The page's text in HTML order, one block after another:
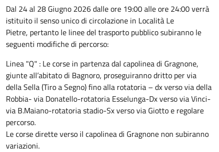
Descrizione
Dal 24 al 28 Giugno 2026 dalle ore 19:00 alle ore 24:00 verrà
istituito il senso unico di circolazione in Località Le
Pietre, pertanto le linee del trasporto pubblico subiranno le
seguenti modifiche di percorso:
Linea "Q" : Le corse in partenza dal capolinea di Gragnone,
giunte all’abitato di Bagnoro, proseguiranno dritto per via
della Sella (Tiro a Segno) fino alla rotatoria – dx verso via della
Robbia- via Donatello-rotatoria Esselunga-Dx verso via Vinci-
via B.Maiano-rotatoria stadio-Sx verso via Giotto e regolare
percorso.
Le corse dirette verso il capolinea di Gragnone non subiranno
variazioni.